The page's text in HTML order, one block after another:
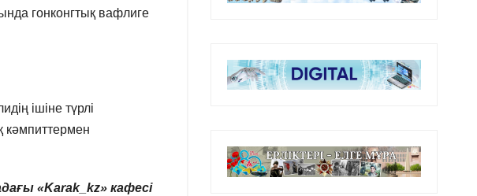
гонконгтық вафлиге
ішіне түрлі
кәмпиттермен
«Karak_kz» кафесі